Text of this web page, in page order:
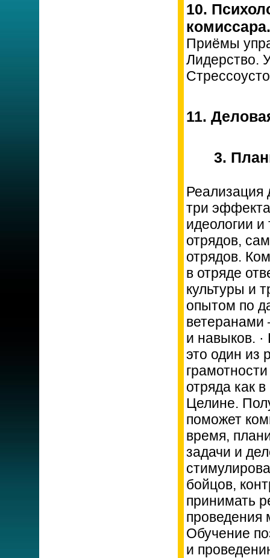
10.
комиссара.
Приёмы
Лидерство.
11.
3.
Реализация
три
идеологии
отрядов,
отрядов.
в отряде
культуры и
опытом по
ветеранами
и навыков. ·
это один из
отряда как
Целине.
поможет
время,
задачи и
бойцов,
принимать
проведения
Обучение
и